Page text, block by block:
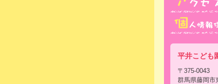
平井こども
〒375-0043
群馬県藤岡市